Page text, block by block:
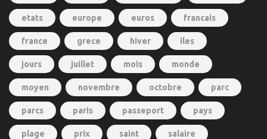
etats europe euros francais
france grece hiver iles
jours juillet mois monde
moyen novembre octobre parc
parcs paris passeport pays
plage prix saint salaire